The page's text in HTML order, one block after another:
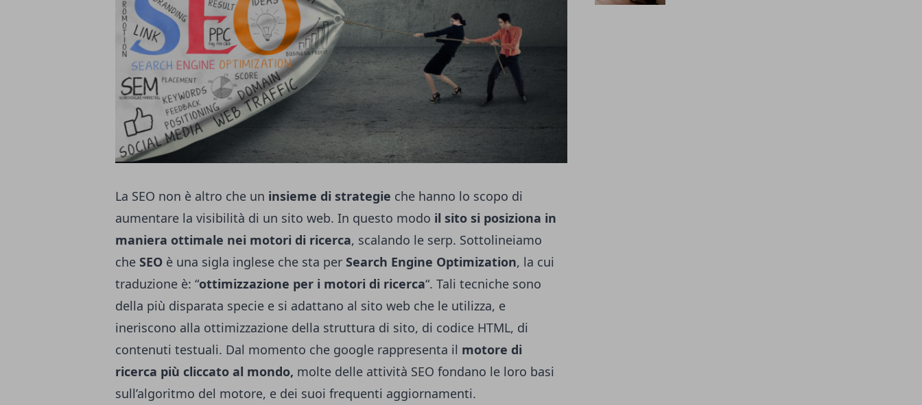
La SEO non è altro che un insieme di strategie che hanno lo scopo di
aumentare la visibilità di un sito web. In questo modo il sito si posiziona in
maniera ottimale nei motori di ricerca, scalando le serp. Sottolineiamo
che SEO è una sigla inglese che sta per Search Engine Optimization, la cui
traduzione è: “ottimizzazione per i motori di ricerca“. Tali tecniche sono
della più disparata specie e si adattano al sito web che le utilizza, e
ineriscono alla ottimizzazione della struttura di sito, di codice HTML, di
contenuti testuali. Dal momento che google rappresenta il motore di
ricerca più cliccato al mondo, molte delle attività SEO fondano le loro basi
sull’algoritmo del motore, e dei suoi frequenti aggiornamenti.